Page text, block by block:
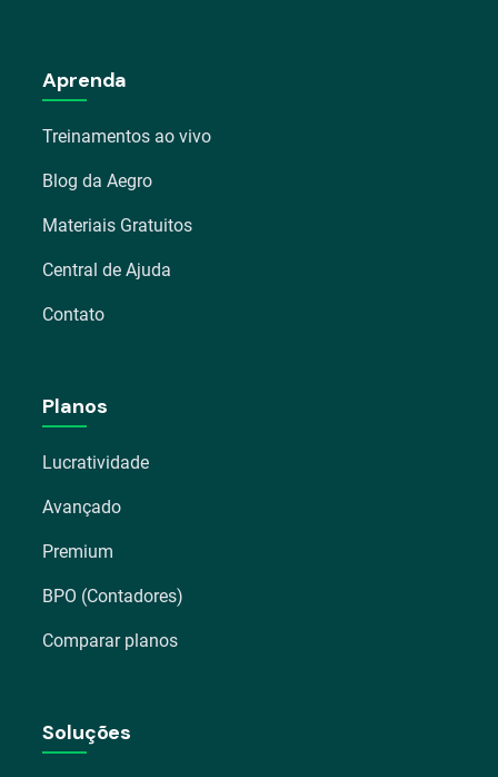
Aprenda
Treinamentos ao vivo
Blog da Aegro
Materiais Gratuitos
Central de Ajuda
Contato
Planos
Lucratividade
Avançado
Premium
BPO (Contadores)
Comparar planos
Soluções